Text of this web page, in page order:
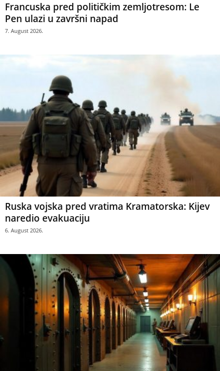
Francuska pred političkim zemljotresom: Le
Pen ulazi u završni napad
7. August 2026.
Ruska vojska pred vratima Kramatorska: Kijev
naredio evakuaciju
6. August 2026.